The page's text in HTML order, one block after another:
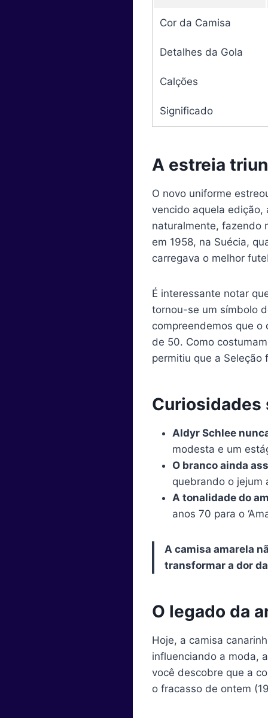
Cor da Camisa
Detalhes da Gola
Calções
Significado
A estreia
O novo uniforme
vencido aquela edição,
naturalmente, fazendo
em 1958, na Suécia,
carregava o melhor
É interessante notar
tornou-se um símbolo
compreendemos que
de 50. Como
permitiu que a Seleção
Curiosidades
Aldyr Schlee
modesta e um
O branco ainda
quebrando o jejum
A tonalidade do
anos 70 para o
A camisa amarela
transformar a dor
O legado da
Hoje, a camisa
influenciando a moda,
você descobre que a
o fracasso de ontem